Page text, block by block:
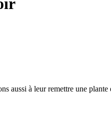
aussi à leur remettre une plante